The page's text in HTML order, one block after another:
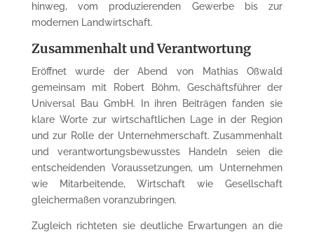
hinweg, vom produzierenden Gewerbe bis zur
modernen Landwirtschaft.
Zusammenhalt und Verantwortung
Eröffnet wurde der Abend von Mathias Oßwald
gemeinsam mit Robert Böhm, Geschäftsführer der
Universal Bau GmbH. In ihren Beiträgen fanden sie
klare Worte zur wirtschaftlichen Lage in der Region
und zur Rolle der Unternehmerschaft. Zusammenhalt
und verantwortungsbewusstes Handeln seien die
entscheidenden Voraussetzungen, um Unternehmen
wie Mitarbeitende, Wirtschaft wie Gesellschaft
gleichermaßen voranzubringen.
Zugleich richteten sie deutliche Erwartungen an die